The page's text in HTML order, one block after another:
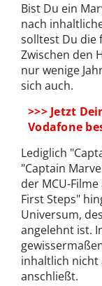
Bist Du ein
nach
solltest Du die
Zwischen den
nur wenige
sich auch.
>>> Jetzt
Vodafone
Lediglich
"Captain
der MCU-
First Steps"
Universum,
angelehnt ist.
inhaltlich nicht
anschließt.